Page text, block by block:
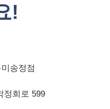
!
송정점
정희로 599